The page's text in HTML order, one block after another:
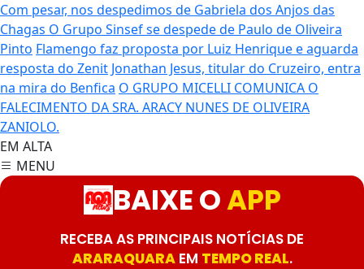
Com pesar, nos despedimos de Gabriela dos Anjos das
Chagas O Grupo Sinsef se despede de Paulo de Oliveira
Pinto Flamengo faz proposta por Luiz Henrique e aguarda
resposta do Zenit Jonathan Jesus, titular do Cruzeiro, entra
na mira do Benfica O GRUPO MICELLI COMUNICA O
FALECIMENTO DA SRA. ARACY NUNES DE OLIVEIRA
ZANIOLO.
EM ALTA
MENU
BAIXE OAPP
RECEBA AS PRINCIPAIS NOTÍCIAS DE
ARARAQUARAEM TEMPO REAL.